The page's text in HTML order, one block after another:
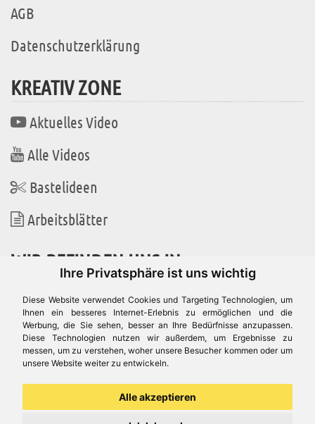
Ihre Privatsphäre ist uns wichtig
Diese Website verwendet Cookies und Targeting Technologien, um
Ihnen ein besseres Internet-Erlebnis zu ermöglichen und die
Werbung, die Sie sehen, besser an Ihre Bedürfnisse anzupassen.
Diese Technologien nutzen wir außerdem, um Ergebnisse zu
messen, um zu verstehen, woher unsere Besucher kommen oder um
unsere Website weiter zu entwickeln.
Alle akzeptieren
AGB
Datenschutzerklärung
KREATIV ZONE
Aktuelles Video
Alle Videos
Bastelideen
Arbeitsblätter
WIR BEFINDEN UNS IN
Es gibt uns auch in